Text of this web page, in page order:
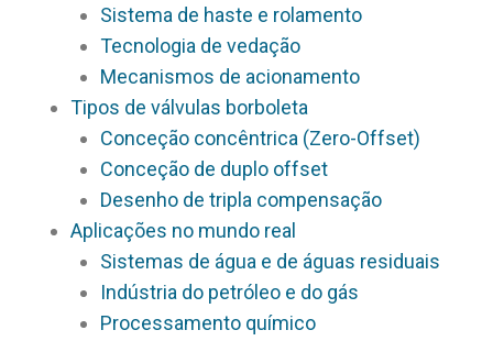
Sistema de haste e rolamento
Tecnologia de vedação
Mecanismos de acionamento
Tipos de válvulas borboleta
Conceção concêntrica (Zero-Offset)
Conceção de duplo offset
Desenho de tripla compensação
Aplicações no mundo real
Sistemas de água e de águas residuais
Indústria do petróleo e do gás
Processamento químico